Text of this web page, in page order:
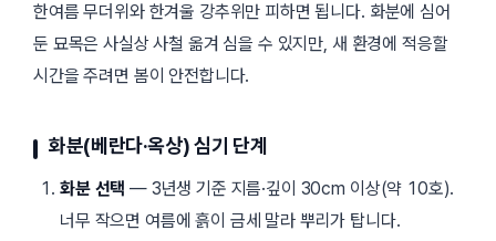
한여름 무더위와 한겨울 강추위만 피하면 됩니다. 화분에 심어
둔 묘목은 사실상 사철 옮겨 심을 수 있지만, 새 환경에 적응할
시간을 주려면 봄이 안전합니다.
화분(베란다·옥상) 심기 단계
화분 선택 — 3년생 기준 지름·깊이 30cm 이상(약 10호).
너무 작으면 여름에 흙이 금세 말라 뿌리가 탑니다.